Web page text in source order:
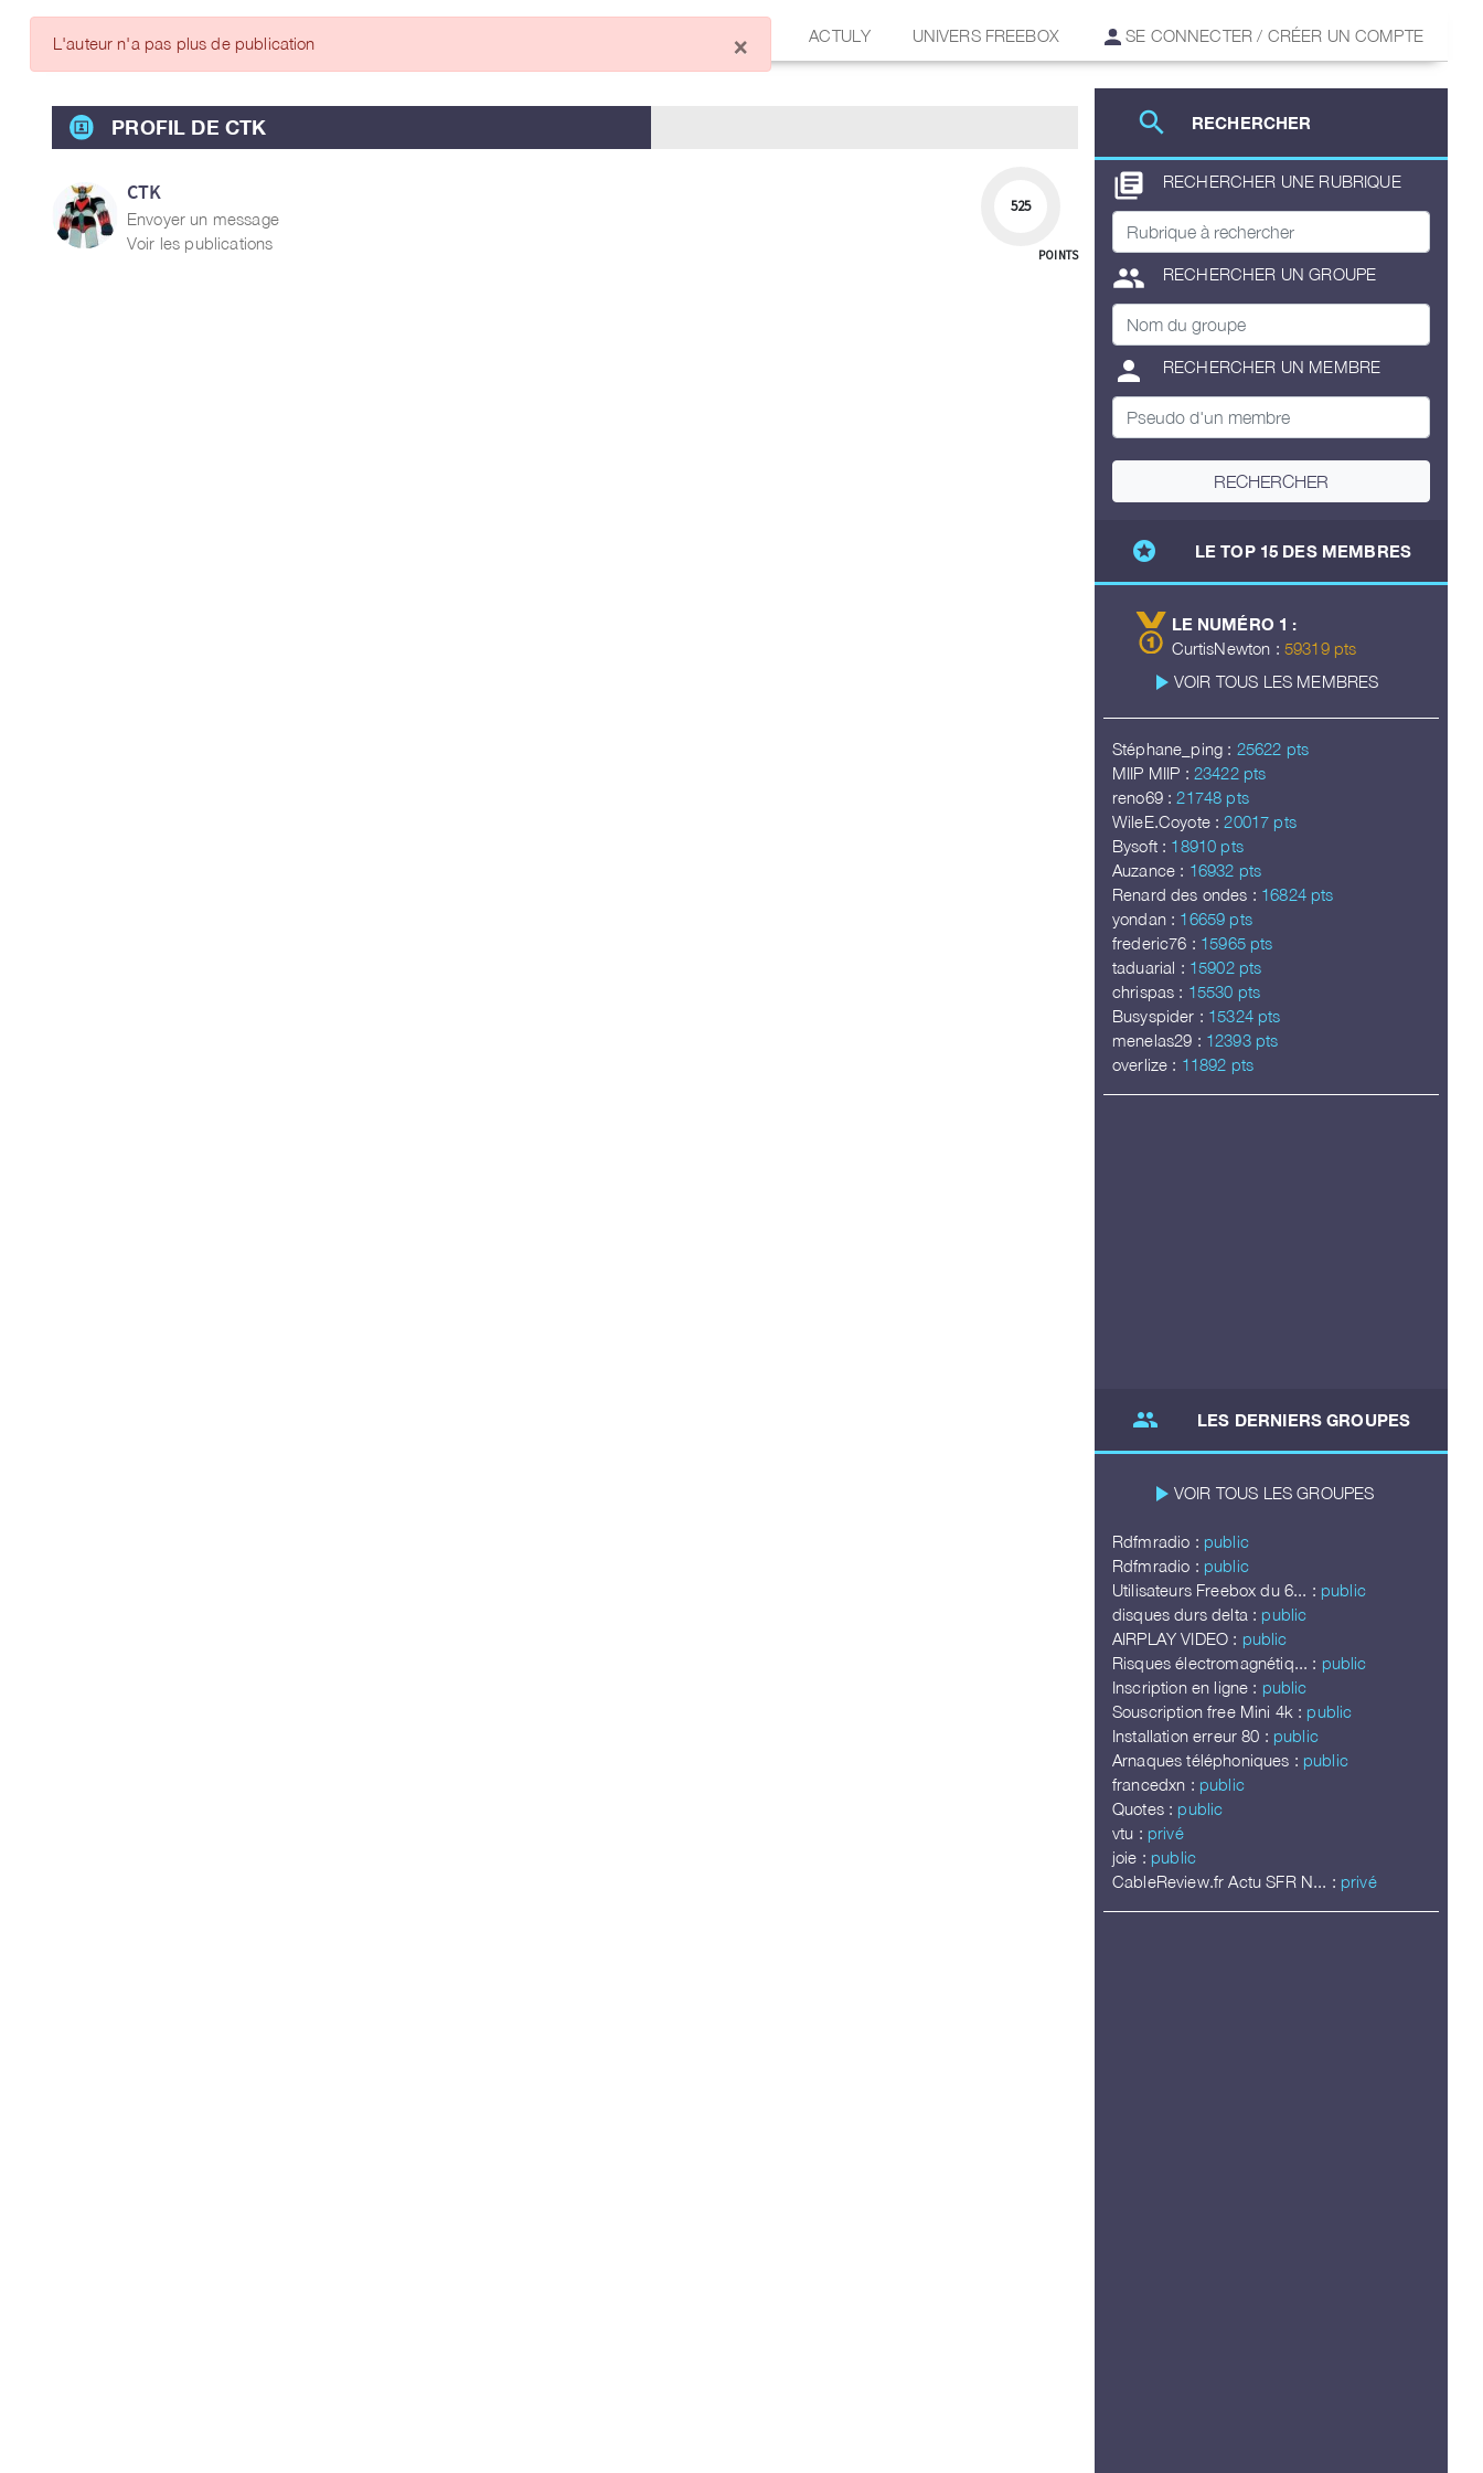
ARTICLES DES MEMBRES ACTULY UNIVERS FREEBOX SE CONNECTER / CRÉER UN COMPTE
search RECHERCHER
library_books RECHERCHER UNE RUBRIQUE
group RECHERCHER UN GROUPE
person RECHERCHER UN MEMBRE
RECHERCHER
stars LE TOP 15 DES MEMBRES
LE NUMÉRO 1 :
CurtisNewton : 59319 pts
play_arrow VOIR TOUS LES MEMBRES
Stéphane_ping : 25622 pts
MIIP MIIP : 23422 pts
reno69 : 21748 pts
WileE.Coyote : 20017 pts
Bysoft : 18910 pts
Auzance : 16932 pts
Renard des ondes : 16824 pts
yondan : 16659 pts
frederic76 : 15965 pts
taduarial : 15902 pts
chrispas : 15530 pts
Busyspider : 15324 pts
menelas29 : 12393 pts
overlize : 11892 pts
group LES DERNIERS GROUPES
play_arrow VOIR TOUS LES GROUPES
Rdfmradio : public
Rdfmradio : public
Utilisateurs Freebox du 6... : public
disques durs delta : public
AIRPLAY VIDEO : public
Risques électromagnétiq... : public
Inscription en ligne : public
Souscription free Mini 4k : public
Installation erreur 80 : public
Arnaques téléphoniques : public
francedxn : public
Quotes : public
vtu : privé
joie : public
CableReview.fr Actu SFR N... : privé
PROFIL DE CTK
CTK
Envoyer un message
Voir les publications
525
POINTS
L'auteur n'a pas plus de publication ×